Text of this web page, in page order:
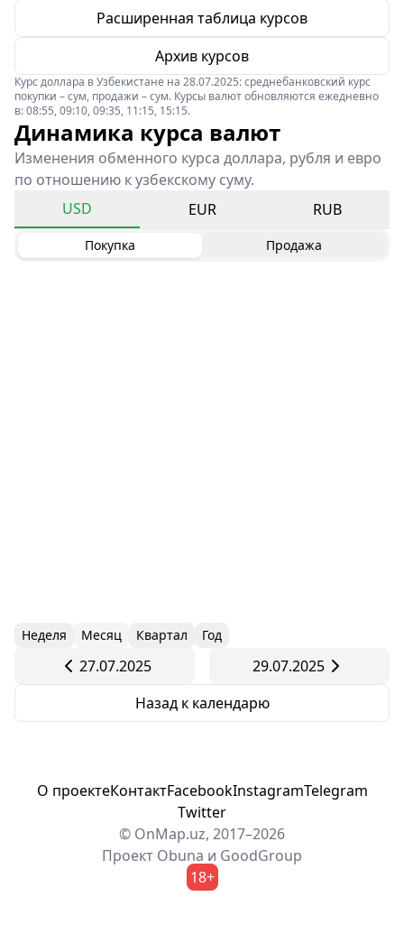
Расширенная таблица курсов
Архив курсов
Курс доллара в Узбекистане на 28.07.2025: среднебанковский курс
покупки – сум, продажи – сум. Курсы валют обновляются ежедневно
в: 08:55, 09:10, 09:35, 11:15, 15:15.
Динамика курса валют
Изменения обменного курса доллара, рубля и евро
по отношению к узбекскому суму.
USD
EUR RUB
Покупка Продажа
Неделя Месяц Квартал Год
27.07.2025
29.07.2025
Назад к календарю
О проектеКонтактFacebookInstagramTelegram
Twitter
© OnMap.uz, 2017–2026
Проект Obuna и GoodGroup
18+